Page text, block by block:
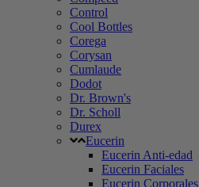
Control
Cool Bottles
Corega
Corysan
Cumlaude
Dodot
Dr. Brown's
Dr. Scholl
Durex
Eucerin
Eucerin Anti-edad
Eucerin Faciales
Eucerin Corporales